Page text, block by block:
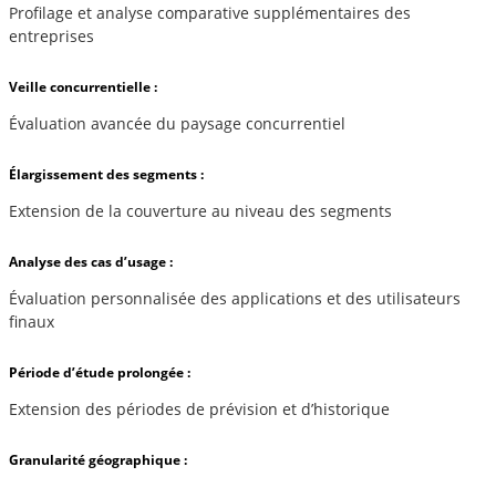
Profilage et analyse comparative supplémentaires des
entreprises
Veille concurrentielle :
Évaluation avancée du paysage concurrentiel
Élargissement des segments :
Extension de la couverture au niveau des segments
Analyse des cas d’usage :
Évaluation personnalisée des applications et des utilisateurs
finaux
Période d’étude prolongée :
Extension des périodes de prévision et d’historique
Granularité géographique :